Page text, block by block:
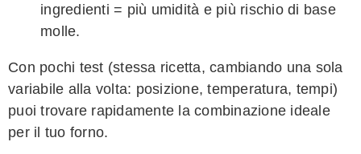
ingredienti = più umidità e più rischio di base
molle.
Con pochi test (stessa ricetta, cambiando una sola
variabile alla volta: posizione, temperatura, tempi)
puoi trovare rapidamente la combinazione ideale
per il tuo forno.